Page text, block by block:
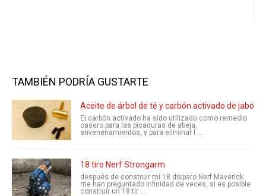
TAMBIÉN PODRÍA GUSTARTE
Aceite de árbol de té y carbón activado de jabón
El carbón activado ha sido utilizado como remedio
casero para las picaduras de abeja,
envenenamientos, y para eliminar l ...
18 tiro Nerf Strongarm
después de construir mi 18 disparo Nerf Maverick
me han preguntado infinidad de veces, si es posible
construir un 18 tir ...